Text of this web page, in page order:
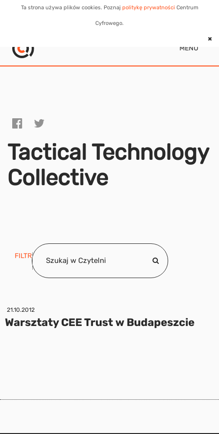
Ta strona używa plików cookies. Poznaj politykę prywatności Centrum
Cyfrowego.
MENU
Tactical Technology
Collective
FILTR
21.10.2012
Warsztaty CEE Trust w Budapeszcie